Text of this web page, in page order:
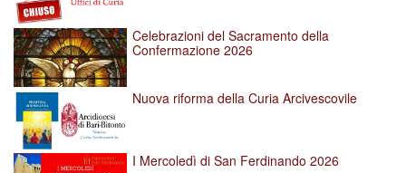
Celebrazioni del Sacramento della
Confermazione 2026
Nuova riforma della Curia Arcivescovile
I Mercoledì di San Ferdinando 2026